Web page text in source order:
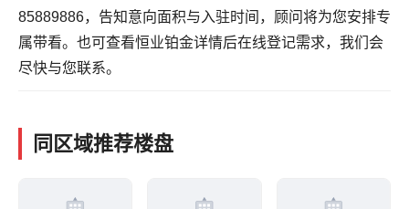
85889886，告知意向面积与入驻时间，顾问将为您安排专
属带看。也可查看恒业铂金详情后在线登记需求，我们会
尽快与您联系。
同区域推荐楼盘